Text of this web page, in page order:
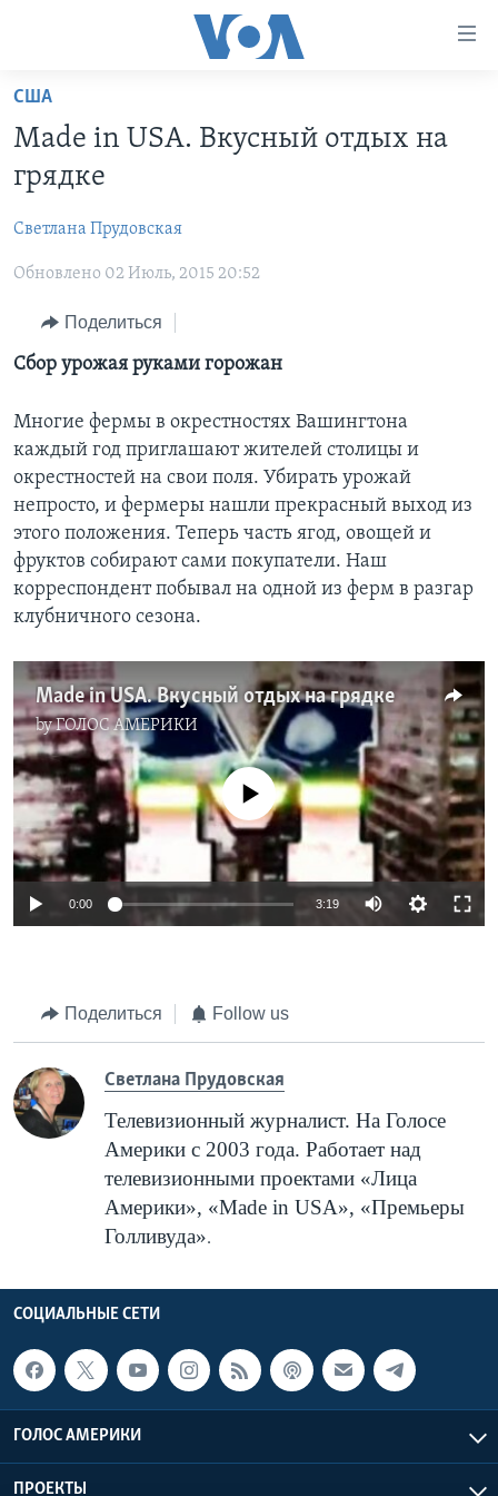
Перейти
основной
контент
Перейти
навигации
Перейти
поиск
ГЛАВНОЕ
НОВОСТИ ЗА МИНУТУ
ИТОГИ
ПОЧЕМУ ЭТО ВАЖНО?
ДИСКУССИЯ VOA
НЬЮ-ЙОРК NEW YORK
АМЕРИКА. БОЛЬШОЕ ПУТЕШЕСТВИЕ
ПРОЕКТЫ
УЧИМ АНГЛИЙСКИЙ
НАША АМЕРИКАНСКАЯ ИСТОРИЯ
А КАК В АМЕРИКЕ?
АРТЕФАКТЫ
ТЕСТЫ
ЭКСПЕРТИЗА
ИНТЕРВЬЮ
ФАКТЫ ПРОТИВ ФЕЙКОВ
ЗА СВОБОДУ ПРЕССЫ
ВИДЕО
ПОДПИСКА НА НОВОСТИ
Learning English
СОЦИАЛЬНЫЕ СЕТИ
Языки
США
Made in USA. Вкусный отдых на
грядке
Cветлана Прудовская
Обновлено 02 Июль, 2015 20:52
Поделиться
Сбор урожая руками горожан
Многие фермы в окрестностях Вашингтона
каждый год приглашают жителей столицы и
окрестностей на свои поля. Убирать урожай
непросто, и фермеры нашли прекрасный выход из
этого положения. Теперь часть ягод, овощей и
фруктов собирают сами покупатели. Наш
корреспондент побывал на одной из ферм в разгар
клубничного сезона.
Made in USA. Вкусный отдых на грядке
byГОЛОС АМЕРИКИ
No media source currently available
0:00 3:19
Поделиться Follow us
Cветлана Прудовская
Телевизионный журналист. На Голосе
Америки с 2003 года. Работает над
телевизионными проектами «Лица
Америки», «Made in USA», «Премьеры
Голливуда».
СОЦИАЛЬНЫЕ СЕТИ
ГОЛОС АМЕРИКИ
ПРОЕКТЫ